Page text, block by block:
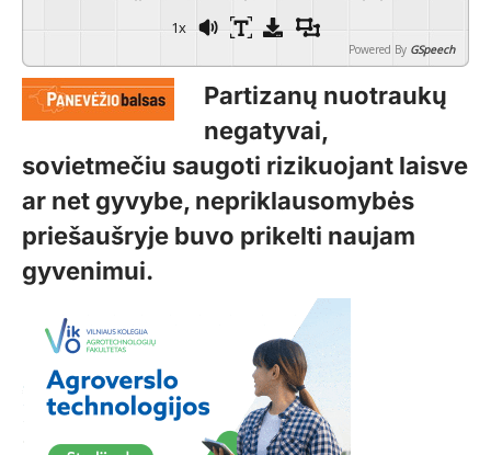
1x
Powered By GSpeech
Partizanų nuotraukų
negatyvai,
sovietmečiu saugoti rizikuojant laisve
ar net gyvybe, nepriklausomybės
priešaušryje buvo prikelti naujam
gyvenimui.